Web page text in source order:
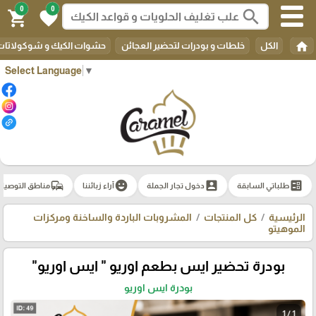
Select Language ▼
search
0
favorite
0
shopping_cart
home الكل خلطات و بودرات لتحضير العجائن حشوات الكيك و
ballotطلباتي السابقة account_box دخول تجار الجملة emoji_emotionsآراء زبائننا commuteمناطق
الرئيسية كل المنتجات
المشروبات الباردة والساخنة ومركزات
الموهيتو
بودرة تحضير ايس بطعم اوريو " ايس اوريو"
بودرة ايس اوريو
1 / 1